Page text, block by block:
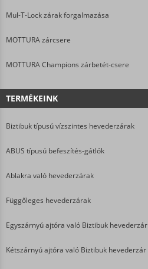
Mul-T-Lock zárak forgalmazása
MOTTURA zárcsere
MOTTURA Champions zárbetét-csere
TERMÉKEINK
Biztibuk típusú vízszintes hevederzárak
ABUS típusú befeszítés-gátlók
Ablakra való hevederzárak
Függőleges hevederzárak
Egyszárnyú ajtóra való Biztibuk hevederzár
Kétszárnyú ajtóra való Biztibuk hevederzár